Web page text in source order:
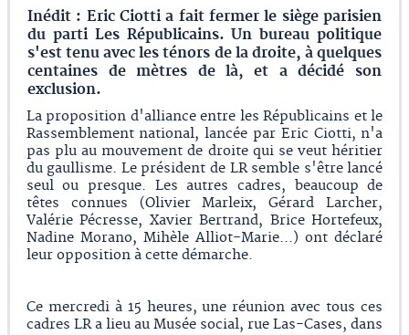
Inédit : Eric Ciotti a fait fermer le siège parisien
du parti Les Républicains. Un bureau politique
s'est tenu avec les ténors de la droite, à quelques
centaines de mètres de là, et a décidé son
exclusion.
La proposition d'alliance entre les Républicains et le
Rassemblement national, lancée par Eric Ciotti, n'a
pas plu au mouvement de droite qui se veut héritier
du gaullisme. Le président de LR semble s'être lancé
seul ou presque. Les autres cadres, beaucoup de
têtes connues (Olivier Marleix, Gérard Larcher,
Valérie Pécresse, Xavier Bertrand, Brice Hortefeux,
Nadine Morano, Mihèle Alliot-Marie...) ont déclaré
leur opposition à cette démarche.
Ce mercredi à 15 heures, une réunion avec tous ces
cadres LR a lieu au Musée social, rue Las-Cases, dans